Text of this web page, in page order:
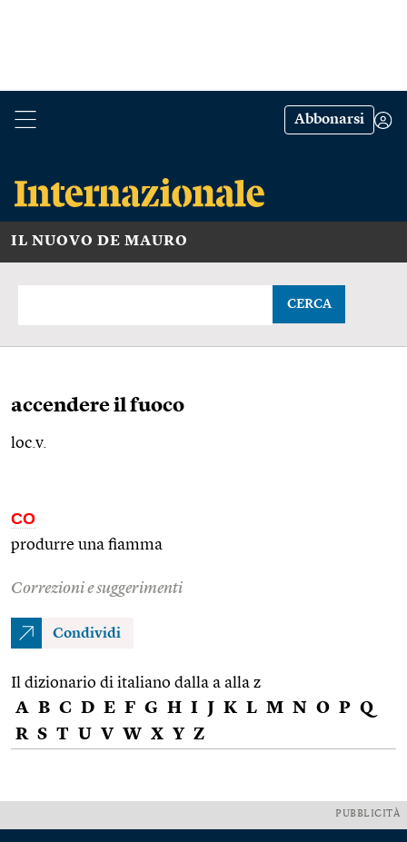
Abbonarsi
IL NUOVO DE MAURO
CERCA
accendere il fuoco
loc.v.
CO
produrre una fiamma
Correzioni e suggerimenti
Condividi
Il dizionario di italiano dalla a alla z
A B C D E F G H I J K L M N O P Q
R S T U V W X Y Z
PUBBLICITÀ